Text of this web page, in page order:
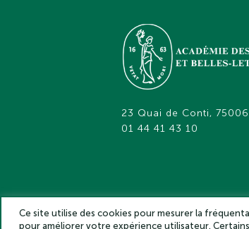
23 Quai de Conti, 75006
01 44 41 43 10
Ce site utilise des cookies pour mesurer la
pour améliorer votre expérience utilisateur.